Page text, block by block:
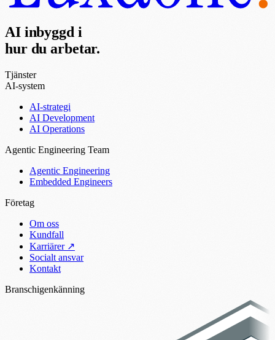
AI inbyggd i
hur du arbetar.
Tjänster
AI-system
AI-strategi
AI Development
AI Operations
Agentic Engineering Team
Agentic Engineering
Embedded Engineers
Företag
Om oss
Kundfall
Karriärer ↗
Socialt ansvar
Kontakt
Branschigenkänning